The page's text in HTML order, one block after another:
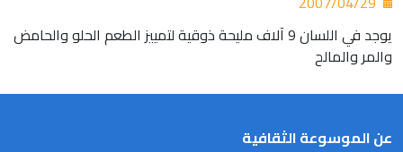
يوجد في اللسان 9 آلاف مليحة ذوقية لتمييز الطعم الحلو والحامض
والمر والمالح
عن الموسوعة الثقافية